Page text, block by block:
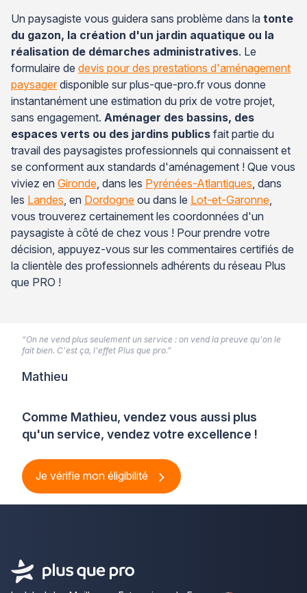
Un paysagiste vous guidera sans problème dans la tonte
du gazon, la création d'un jardin aquatique ou la
réalisation de démarches administratives. Le
formulaire de devis pour des prestations d'aménagement
paysager disponible sur plus-que-pro.fr vous donne
instantanément une estimation du prix de votre projet,
sans engagement. Aménager des bassins, des
espaces verts ou des jardins publics fait partie du
travail des paysagistes professionnels qui connaissent et
se conforment aux standards d'aménagement ! Que vous
viviez en Gironde , dans les Pyrénées-Atlantiques , dans
les Landes , en Dordogne ou dans le Lot-et-Garonne
vous trouverez certainement les coordonnées d'un
paysagiste à côté de chez vous ! Pour prendre votre
décision, appuyez-vous sur les commentaires certifiés de
la clientèle des professionnels adhérents du réseau Plus
que PRO !
Comme Mathieu, vendez vous aussi plus
qu'un service, vendez votre excellence !
Je vérifie mon éligibilité
“On ne vend plus seulement un service : on vend la preuve qu'on le
fait bien. C'est ça, l'effet Plus que pro.”
Mathieu